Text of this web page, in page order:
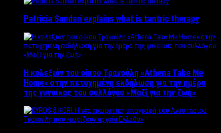
Patricia Sundari explains what is tantric therapy
Η κολεξιόν του οίκου Τρανούλη «Athena Take Me
Home» στην πετυχημένη εκδήλωση για την ημέρα
της γυναίκας του συλλόγου «Μαζί για την ζωή»